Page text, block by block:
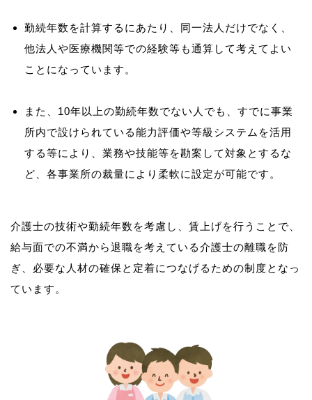
勤続年数を計算するにあたり、同一法人だけでなく、
他法人や医療機関等での経験等も通算して考えてよい
ことになっています。
また、10年以上の勤続年数でない人でも、すでに事業
所内で設けられている能力評価や等級システムを活用
する等により、業務や技能等を勘案して対象とするな
ど、各事業所の裁量により柔軟に設定が可能です。
介護士の技術や勤続年数を考慮し、賃上げを行うことで、
給与面での不満から退職を考えている介護士の離職を防
ぎ、必要な人材の確保と定着につなげるための制度となっ
ています。